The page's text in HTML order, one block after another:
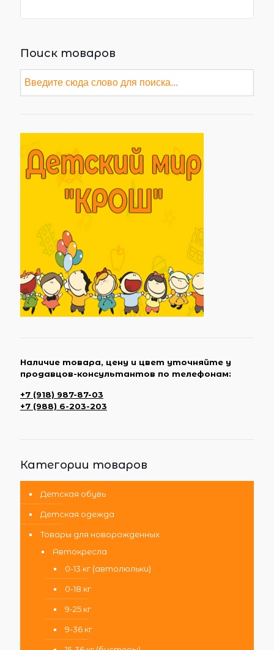
Поиск товаров
Наличие товара, цену и цвет уточняйте у
продавцов-консультантов по телефонам:
+7 (918) 987-87-03
+7 (988) 6-203-203
Категории товаров
Детская обувь
Детская одежда
Товары для новорожденных
Автокресла
0-13 кг (автолюльки)
0-18 кг
9-25 кг
9-36 кг